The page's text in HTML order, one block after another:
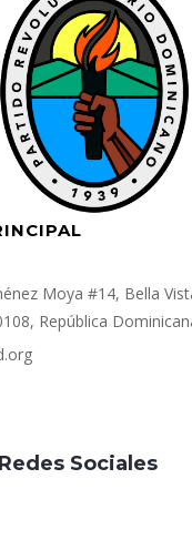
Moya #14, Bella
República
Sociales